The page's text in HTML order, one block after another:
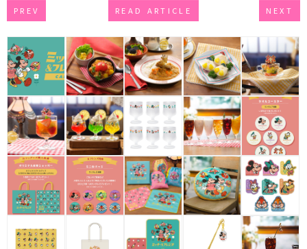
PREV READ ARTICLE NEXT